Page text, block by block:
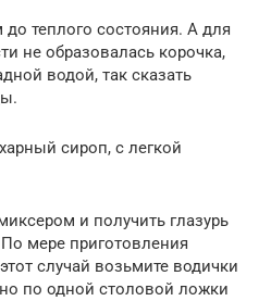
теплого состояния. А для
не образовалась корочка,
водой, так сказать
сироп, с легкой
и получить глазурь
мере приготовления
этот случай возьмите водички
по одной столовой ложки